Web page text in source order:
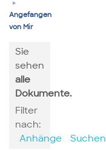
▸
Angefangen
von Mir
Sie
sehen
alle
Dokumente.
Filter
nach:
Anhänge
Suchen